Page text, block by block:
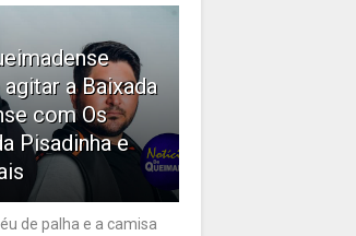
a Baixada
com Os
Pisadinha e
de palha e a camisa